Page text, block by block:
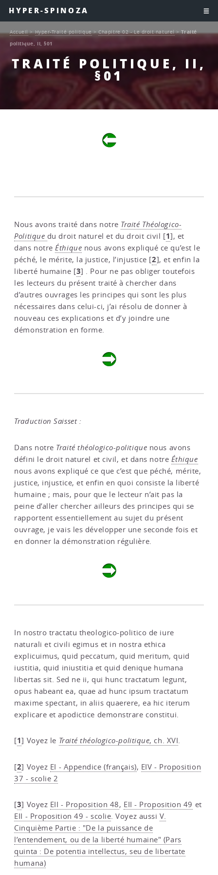
HYPER-SPINOZA
TRAITÉ POLITIQUE, II,
§01
Accueil > Hyper-Traité politique >Chapitre 02 - Le droit naturel >Traité
politique, II, §01
Nous avons traité dans notre Traité Théologico-
Politique du droit naturel et du droit civil [1], et
dans notreÉthique nous avons expliqué ce qu’est le
péché, le mérite, la justice, l’injustice [2], et enfin la
liberté humaine [3] . Pour ne pas obliger toutefois
les lecteurs du présent traité à chercher dans
d’autres ouvrages les principes qui sont les plus
nécessaires dans celui-ci, j’ai résolu de donner à
nouveau ces explications et d’y joindre une
démonstration en forme.
Traduction Saisset :
Dans notre Traité théologico-politique nous avons
défini le droit naturel et civil, et dans notre Éthique
nous avons expliqué ce que c’est que péché, mérite,
justice, injustice, et enfin en quoi consiste la liberté
humaine ; mais, pour que le lecteur n’ait pas la
peine d’aller chercher ailleurs des principes qui se
rapportent essentiellement au sujet du présent
ouvrage, je vais les développer une seconde fois et
en donner la démonstration régulière.
In nostro tractatu theologico-politico de iure
naturali et civili egimus et in nostra ethica
explicuimus, quid peccatum, quid meritum, quid
iustitia, quid iniustitia et quid denique humana
libertas sit. Sed ne ii, qui hunc tractatum legunt,
opus habeant ea, quae ad hunc ipsum tractatum
maxime spectant, in aliis quaerere, ea hic iterum
explicare et apodictice demonstrare constitui.
[1] Voyez le Traité théologico-politique, ch. XVI.
[2] Voyez EI - Appendice (français), EIV - Proposition
37 - scolie 2
[3] Voyez EII - Proposition 48, EII - Proposition 49 et
EII - Proposition 49 - scolie. Voyez aussi V.
Cinquième Partie : "De la puissance de
l’entendement, ou de la liberté humaine" (Pars
quinta : De potentia intellectus, seu de libertate
humana)